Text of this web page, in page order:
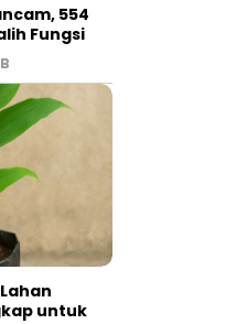
554
Fungsi
untuk